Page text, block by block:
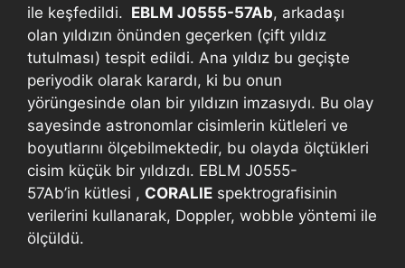
ile keşfedildi. EBLM J0555-57Ab, arkadaşı
olan yıldızın önünden geçerken (çift yıldız
tutulması) tespit edildi. Ana yıldız bu geçişte
periyodik olarak karardı, ki bu onun
yörüngesinde olan bir yıldızın imzasıydı. Bu olay
sayesinde astronomlar cisimlerin kütleleri ve
boyutlarını ölçebilmektedir, bu olayda ölçtükleri
cisim küçük bir yıldızdı. EBLM J0555-
57Ab’in kütlesi , CORALIE spektrografisinin
verilerini kullanarak, Doppler, wobble yöntemi ile
ölçüldü.